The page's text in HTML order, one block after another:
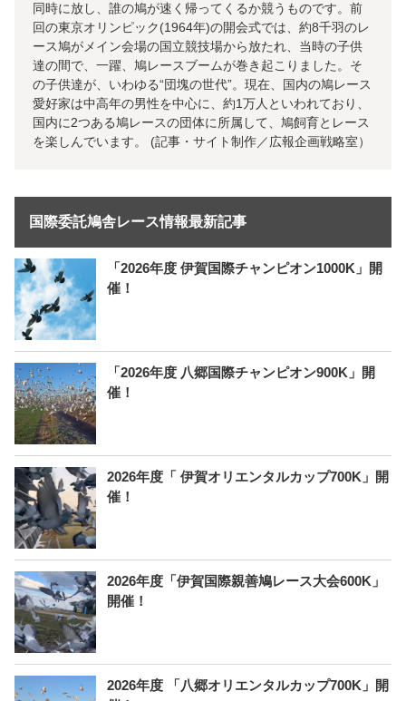
同時に放し、誰の鳩が速く帰ってくるか競うものです。前
回の東京オリンピック(1964年)の開会式では、約8千羽のレ
ース鳩がメイン会場の国立競技場から放たれ、当時の子供
達の間で、一躍、鳩レースブームが巻き起こりました。そ
の子供達が、いわゆる“団塊の世代”。現在、国内の鳩レース
愛好家は中高年の男性を中心に、約1万人といわれており、
国内に2つある鳩レースの団体に所属して、鳩飼育とレース
を楽しんでいます。 (記事・サイト制作／広報企画戦略室）
国際委託鳩舎レース情報最新記事
「2026年度 伊賀国際チャンピオン1000K」開
催！
「2026年度 八郷国際チャンピオン900K」開
催！
2026年度「 伊賀オリエンタルカップ700K」開
催！
2026年度「伊賀国際親善鳩レース大会600K」
開催！
2026年度 「八郷オリエンタルカップ700K」開